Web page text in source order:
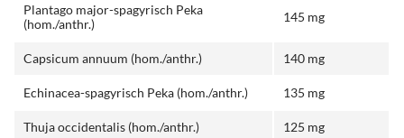
Plantago major-spagyrisch Peka
(hom./anthr.)
145 mg
Capsicum annuum (hom./anthr.) 140 mg
Echinacea-spagyrisch Peka (hom./anthr.) 135 mg
Thuja occidentalis (hom./anthr.) 125 mg